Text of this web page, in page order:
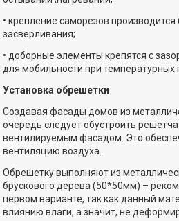
• крепление саморезов
засверливания;
• доборные элементы крепятся с
для мобильности при температурных
Установка обрешетки
Создавая фасады домов из
очередь следует обустроить
вентилируемым фасадом. Это
вентиляцию воздуха.
Обрешетку выполняют из
брускового дерева (50*50мм) –
первом варианте, так как данный
влиянию влаги, а значит, не